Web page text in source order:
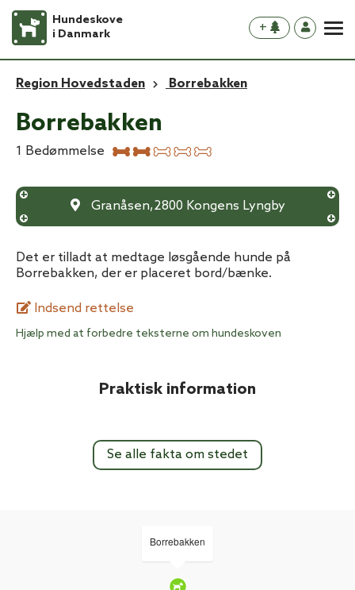
Hundeskove
i Danmark
+
Region Hovedstaden Borrebakken
Borrebakken
1 Bedømmelse
Granåsen,2800 Kongens Lyngby
Det er tilladt at medtage løsgående hunde på
Borrebakken, der er placeret bord/bænke.
Indsend rettelse
Hjælp med at forbedre teksterne om hundeskoven
Praktisk information
Se alle fakta om stedet
Borrebakken